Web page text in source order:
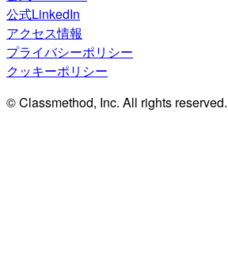
公式LinkedIn
アクセス情報
プライバシーポリシー
クッキーポリシー
© Classmethod, Inc. All rights reserved.